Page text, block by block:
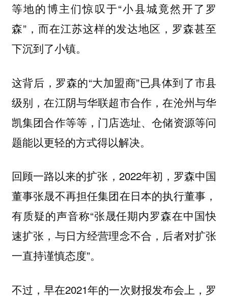
等地的博主们惊叹于“小县城竟然开了罗
森”，而在江苏这样的发达地区，罗森甚至
下沉到了小镇。
这背后，罗森的“大加盟商”已具体到了市县
级别，在江阴与华联超市合作，在沧州与华
凯集团合作等等，门店选址、仓储资源等问
题能以更轻的方式得以解决。
回顾一路以来的扩张，2022年初，罗森中国
董事张晟不再担任集团在日本的执行董事，
有质疑的声音称“张晟任期内罗森在中国快
速扩张，与日方经营理念不合，后者对扩张
一直持谨慎态度”。
不过，早在2021年的一次财报发布会上，罗